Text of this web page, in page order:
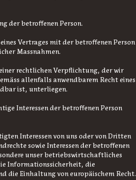
der betroffenen Person.
Vertrages mit der betroffenen Person
Massnahmen.
rechtlichen Verpflichtung, der wir
allenfalls anwendbarem Recht eines
ist, unterliegen.
Interessen der betroffenen Person
Interessen von uns oder von Dritten
sowie Interessen der betroffenen
unser betriebswirtschaftliches
Informationssicherheit, die
die Einhaltung von europäischem Recht.